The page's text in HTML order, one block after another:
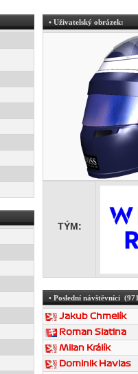
• Uživatelský obrázek:
TÝM:
• Poslední návštěvníci
Jakub Chmelík
Roman Slatina
Milan Králík
Dominik Havlas